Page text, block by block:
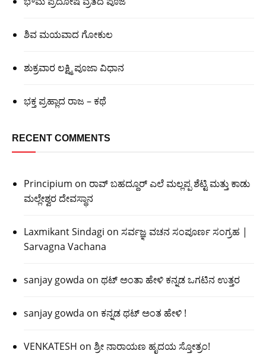
ಶಿವ ಮಯವಾದ ಗೋಕುಲ
ಶುಕ್ರವಾರ ಲಕ್ಷ್ಮಿ ಪೂಜಾ ವಿಧಾನ
ಭಕ್ತ ಪ್ರಹ್ಲಾದ ರಾಜ – ಕಥೆ
RECENT COMMENTS
Principium on ರಾವ್ ಬಹದ್ದೂರ್ ಎಲೆ ಮಲ್ಲಪ್ಪ ಶೆಟ್ಟಿ ಮತ್ತು ಕಾಡು
ಮಲ್ಲೇಶ್ವರ ದೇವಸ್ಥಾನ
Laxmikant Sindagi on ಸರ್ವಜ್ಞ ವಚನ ಸಂಪೂರ್ಣ ಸಂಗ್ರಹ |
Sarvagna Vachana
sanjay gowda on ಥಟ್ ಅಂತಾ ಹೇಳಿ ಕನ್ನಡ ಒಗಟಿನ ಉತ್ತರ
sanjay gowda on ಕನ್ನಡ ಥಟ್ ಅಂತ ಹೇಳಿ !
VENKATESH on ಶ್ರೀ ನಾರಾಯಣ ಹೃದಯ ಸ್ತೋತ್ರಂ!